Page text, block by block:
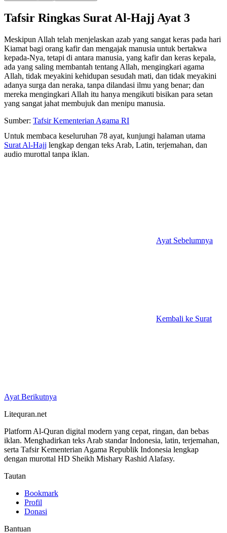
Tafsir Ringkas Surat Al-Hajj Ayat 3
Meskipun Allah telah menjelaskan azab yang sangat keras pada hari
Kiamat bagi orang kafir dan mengajak manusia untuk bertakwa
kepada-Nya, tetapi di antara manusia, yang kafir dan keras kepala,
ada yang saling membantah tentang Allah, mengingkari agama
Allah, tidak meyakini kehidupan sesudah mati, dan tidak meyakini
adanya surga dan neraka, tanpa dilandasi ilmu yang benar; dan
mereka mengingkari Allah itu hanya mengikuti bisikan para setan
yang sangat jahat membujuk dan menipu manusia.
Sumber: Tafsir Kementerian Agama RI
Untuk membaca keseluruhan 78 ayat, kunjungi halaman utama
Surat Al-Hajj lengkap dengan teks Arab, Latin, terjemahan, dan
audio murottal tanpa iklan.
Ayat Sebelumnya
Kembali ke Surat
Ayat Berikutnya
Litequran.net
Platform Al-Quran digital modern yang cepat, ringan, dan bebas
iklan. Menghadirkan teks Arab standar Indonesia, latin, terjemahan,
serta Tafsir Kementerian Agama Republik Indonesia lengkap
dengan murottal HD Sheikh Mishary Rashid Alafasy.
Tautan
Bookmark
Profil
Donasi
Bantuan